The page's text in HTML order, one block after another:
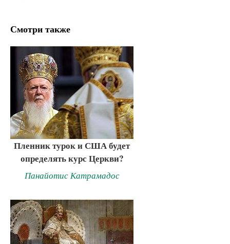
Смотри также
Пленник турок и США будет
определять курс Церкви?
Панайотис Катрамадос